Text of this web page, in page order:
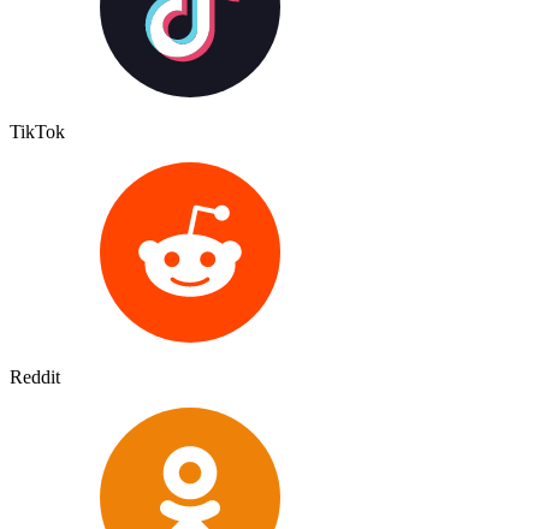
TikTok
Reddit